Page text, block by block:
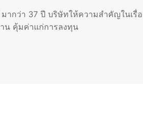
มากว่า 37 ปี บริษัทให้ความสำคัญใน
น คุ้มค่าแก่การลงทุน